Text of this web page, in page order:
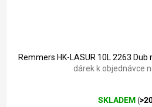
Remmers HK-LASUR 10L 2263
dárek k objednávce
SKLADEM (